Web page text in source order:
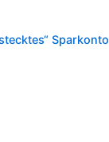
Sparkonto